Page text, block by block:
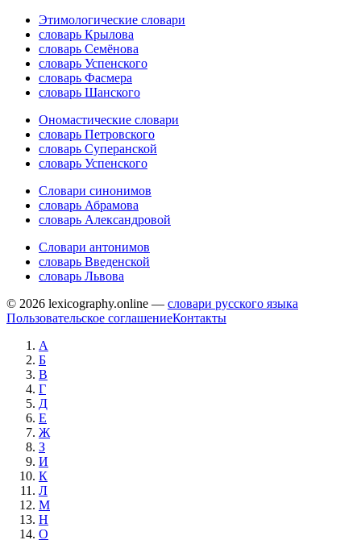
Этимологические словари
словарь Крылова
словарь Семёнова
словарь Успенского
словарь Фасмера
словарь Шанского
Ономастические словари
словарь Петровского
словарь Суперанской
словарь Успенского
Словари синонимов
словарь Абрамова
словарь Александровой
Словари антонимов
словарь Введенской
словарь Львова
© 2026 lexicography.online — словари русского языка
Пользовательское соглашениеКонтакты
А
Б
В
Г
Д
Е
Ж
З
И
К
Л
М
Н
О